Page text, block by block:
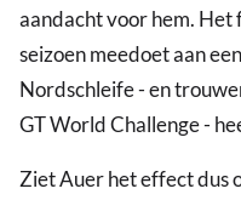
aandacht voor hem. Het
seizoen meedoet aan
Nordschleife - en
GT World Challenge -
Ziet Auer het effect dus